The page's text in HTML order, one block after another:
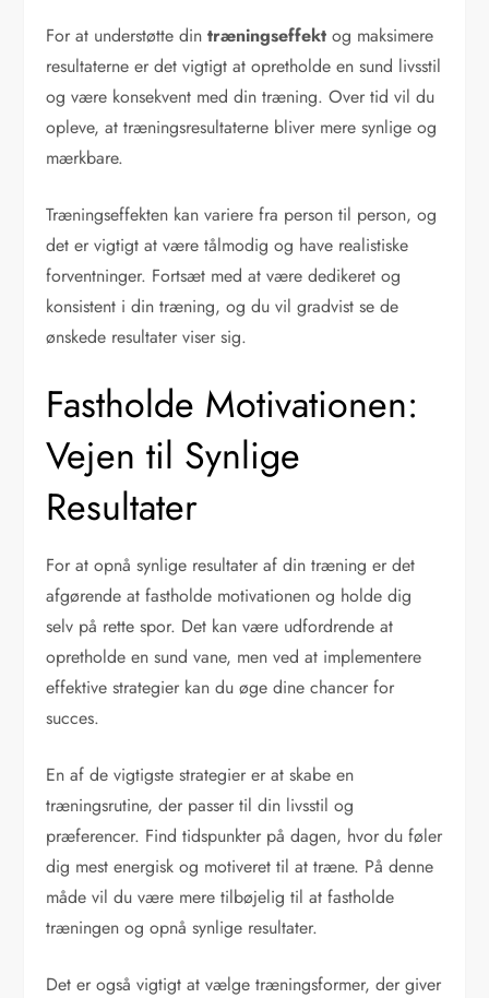
For at understøtte dintræningseffekt og maksimere
resultaterne er det vigtigt at opretholde en sund livsstil
og være konsekvent med din træning. Over tid vil du
opleve, at træningsresultaterne bliver mere synlige og
mærkbare.
Træningseffekten kan variere fra person til person, og
det er vigtigt at være tålmodig og have realistiske
forventninger. Fortsæt med at være dedikeret og
konsistent i din træning, og du vil gradvist se de
ønskede resultater viser sig.
Fastholde Motivationen:
Vejen til Synlige
Resultater
For at opnå synlige resultater af din træning er det
afgørende at fastholde motivationen og holde dig
selv på rette spor. Det kan være udfordrende at
opretholde en sund vane, men ved at implementere
effektive strategier kan du øge dine chancer for
succes.
En af de vigtigste strategier er at skabe en
træningsrutine, der passer til din livsstil og
præferencer. Find tidspunkter på dagen, hvor du føler
dig mest energisk og motiveret til at træne. På denne
måde vil du være mere tilbøjelig til at fastholde
træningen og opnå synlige resultater.
Det er også vigtigt at vælge træningsformer, der giver